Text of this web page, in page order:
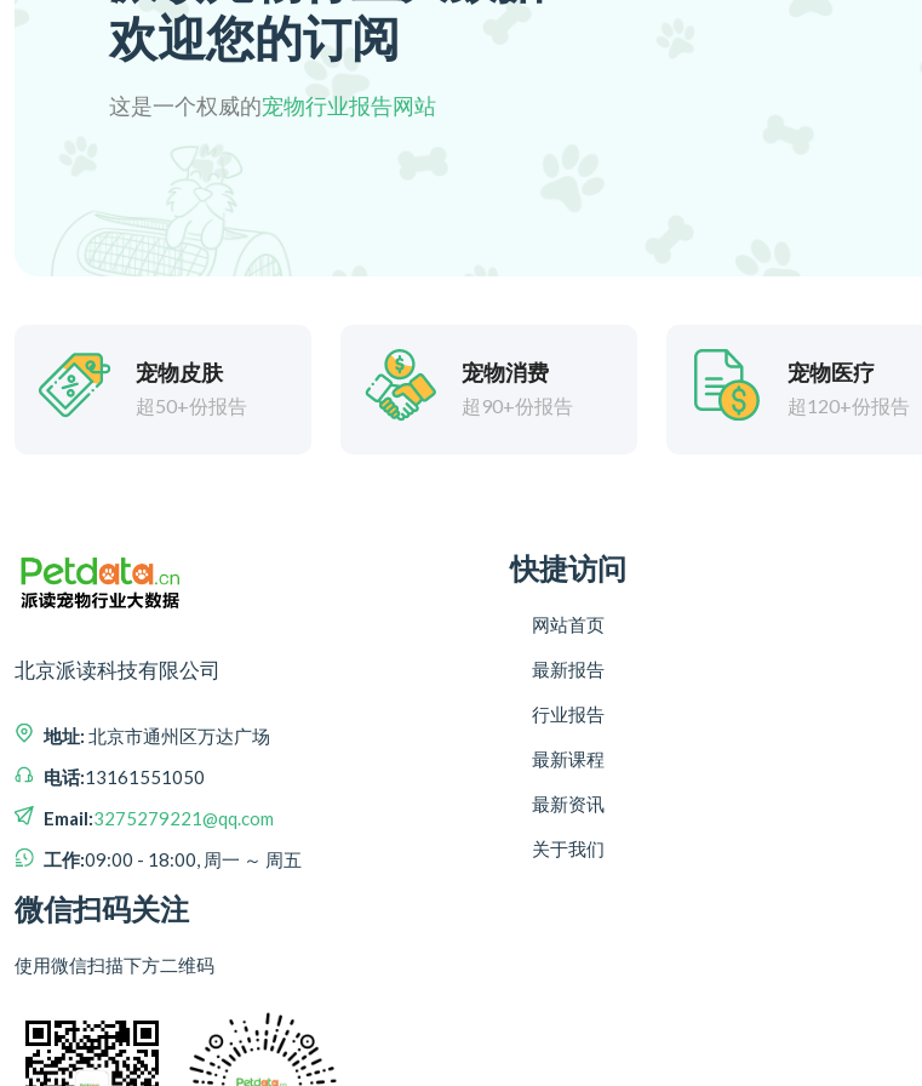
欢迎您的订阅
这是一个权威的宠物行业报告网站
宠物皮肤
超50+份报告
宠物消费
超90+份报告
宠物医疗
超120+份报告
北京派读科技有限公司
地址: 北京市通州区万达广场
电话:13161551050
Email:3275279221@qq.com
工作:09:00 - 18:00, 周一 ～ 周五
快捷访问
网站首页
最新报告
行业报告
最新课程
最新资讯
关于我们
微信扫码关注
使用微信扫描下方二维码